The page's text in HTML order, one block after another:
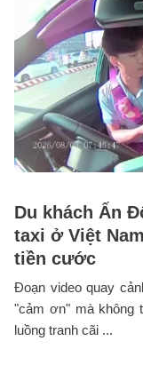
Du khách Ấn
taxi ở Việt
tiền cước
Đoạn video quay
"cảm ơn" mà không
luồng tranh cãi ...